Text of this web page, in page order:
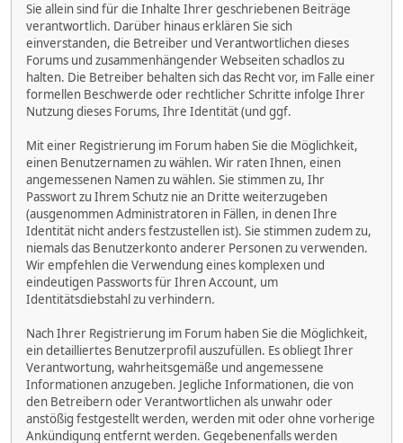
Sie allein sind für die Inhalte Ihrer geschriebenen Beiträge
verantwortlich. Darüber hinaus erklären Sie sich
einverstanden, die Betreiber und Verantwortlichen dieses
Forums und zusammenhängender Webseiten schadlos zu
halten. Die Betreiber behalten sich das Recht vor, im Falle einer
formellen Beschwerde oder rechtlicher Schritte infolge Ihrer
Nutzung dieses Forums, Ihre Identität (und ggf.
Mit einer Registrierung im Forum haben Sie die Möglichkeit,
einen Benutzernamen zu wählen. Wir raten Ihnen, einen
angemessenen Namen zu wählen. Sie stimmen zu, Ihr
Passwort zu Ihrem Schutz nie an Dritte weiterzugeben
(ausgenommen Administratoren in Fällen, in denen Ihre
Identität nicht anders festzustellen ist). Sie stimmen zudem zu,
niemals das Benutzerkonto anderer Personen zu verwenden.
Wir empfehlen die Verwendung eines komplexen und
eindeutigen Passworts für Ihren Account, um
Identitätsdiebstahl zu verhindern.
Nach Ihrer Registrierung im Forum haben Sie die Möglichkeit,
ein detailliertes Benutzerprofil auszufüllen. Es obliegt Ihrer
Verantwortung, wahrheitsgemäße und angemessene
Informationen anzugeben. Jegliche Informationen, die von
den Betreibern oder Verantwortlichen als unwahr oder
anstößig festgestellt werden, werden mit oder ohne vorherige
Ankündigung entfernt werden. Gegebenenfalls werden